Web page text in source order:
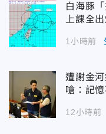
白海豚
上課全
1小時前
遭謝金
嗆：記
12小時前